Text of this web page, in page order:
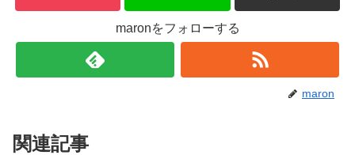
maronをフォローする
maron
関連記事